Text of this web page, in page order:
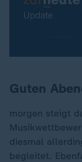
Guten
morgen steigt
diesmal
begleitet.